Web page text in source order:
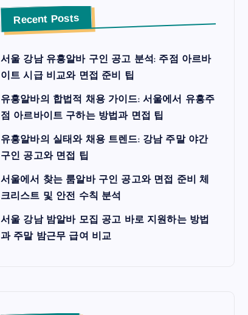
Recent Posts
서울 강남 유흥알바 구인 공고 분석: 주점 아르바
이트 시급 비교와 면접 준비 팁
유흥알바의 합법적 채용 가이드: 서울에서 유흥주
점 아르바이트 구하는 방법과 면접 팁
유흥알바의 실태와 채용 트렌드: 강남 주말 야간
구인 공고와 면접 팁
서울에서 찾는 룸알바 구인 공고와 면접 준비 체
크리스트 및 안전 수칙 분석
서울 강남 밤알바 모집 공고 바로 지원하는 방법
과 주말 밤근무 급여 비교